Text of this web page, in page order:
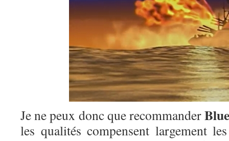
Je ne peux donc que recommander
les qualités compensent largement